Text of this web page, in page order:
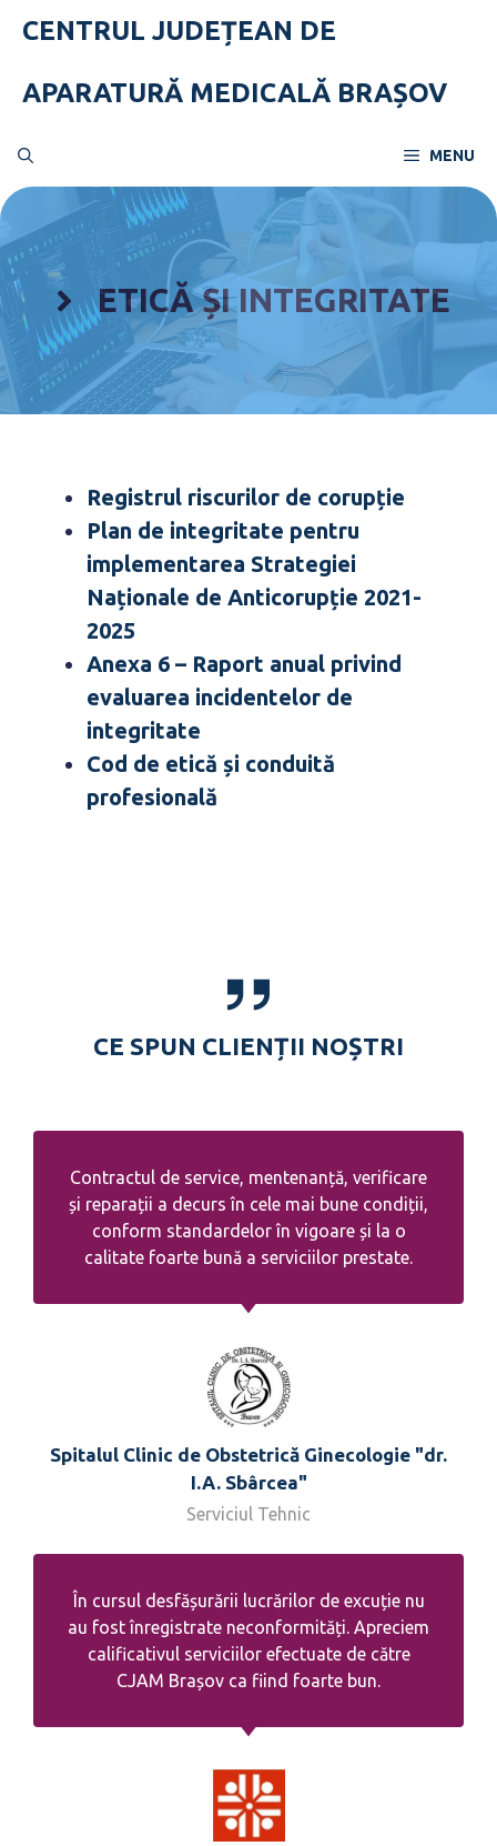
CENTRUL JUDEȚEAN DE
APARATURĂ MEDICALĂ BRAȘOV
MENU
ETICĂ ȘI INTEGRITATE
Registrul riscurilor de corupție
Plan de integritate pentru
implementarea Strategiei
Naționale de Anticorupție 2021-
2025
Anexa 6 – Raport anual privind
evaluarea incidentelor de
integritate
Cod de etică și conduită
profesională
CE SPUN CLIENȚII NOȘTRI
Contractul de service, mentenanță, verificare
și reparații a decurs în cele mai bune condiții,
conform standardelor în vigoare și la o
calitate foarte bună a serviciilor prestate.
Spitalul Clinic de Obstetrică Ginecologie "dr.
I.A. Sbârcea"
Serviciul Tehnic
În cursul desfășurării lucrărilor de excuție nu
au fost înregistrate neconformități. Apreciem
calificativul serviciilor efectuate de către
CJAM Brașov ca fiind foarte bun.